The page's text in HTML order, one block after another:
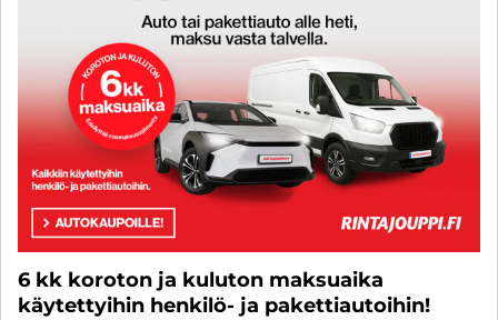
6 kk koroton ja kuluton maksuaika
käytettyihin henkilö- ja pakettiautoihin!